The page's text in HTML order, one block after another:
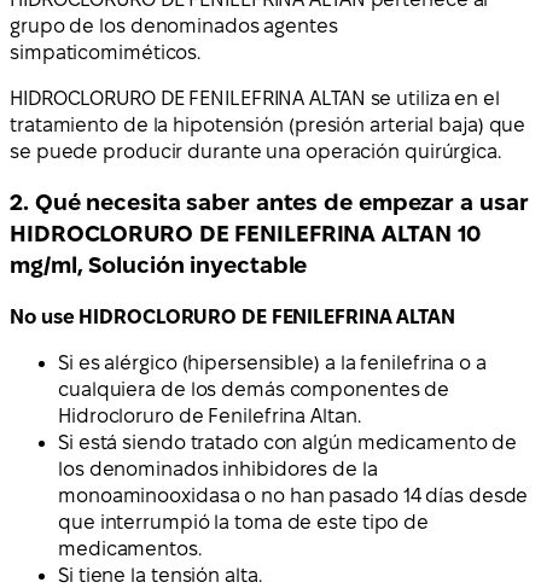
grupo de los denominados agentes
simpaticomiméticos.
HIDROCLORURO DE FENILEFRINA ALTAN se utiliza en el
tratamiento de la hipotensión (presión arterial baja) que
se puede producir durante una operación quirúrgica.
2. Qué necesita saber antes de empezar a usar
HIDROCLORURO DE FENILEFRINA ALTAN 10
mg/ml, Solución inyectable
No use HIDROCLORURO DE FENILEFRINA ALTAN
Si es alérgico (hipersensible) a la fenilefrina o a
cualquiera de los demás componentes de
Hidrocloruro de Fenilefrina Altan.
Si está siendo tratado con algún medicamento de
los denominados inhibidores de la
monoaminooxidasa o no han pasado 14 días desde
que interrumpió la toma de este tipo de
medicamentos.
Si tiene la tensión alta.